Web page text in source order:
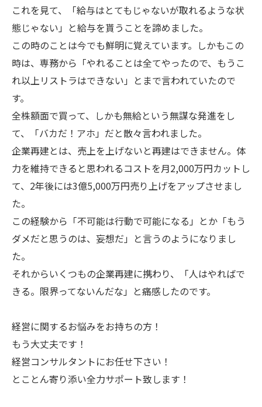
これを見て、「給与はとてもじゃないが取れるような状
態じゃない」と給与を貰うことを諦めました。
この時のことは今でも鮮明に覚えています。しかもこの
時は、専務から「やれることは全てやったので、もうこ
れ以上リストラはできない」とまで言われていたので
す。
全株額面で買って、しかも無給という無謀な発進をし
て、「バカだ！アホ」だと散々言われました。
企業再建とは、売上を上げないと再建はできません。体
力を維持できると思われるコストを月2,000万円カットし
て、2年後には3億5,000万円売り上げをアップさせまし
た。
この経験から「不可能は行動で可能になる」とか「もう
ダメだと思うのは、妄想だ」と言うのようになりまし
た。
それからいくつもの企業再建に携わり、「人はやればで
きる。限界ってないんだな」と痛感したのです。
経営に関するお悩みをお持ちの方！
もう大丈夫です！
経営コンサルタントにお任せ下さい！
とことん寄り添い全力サポート致します！